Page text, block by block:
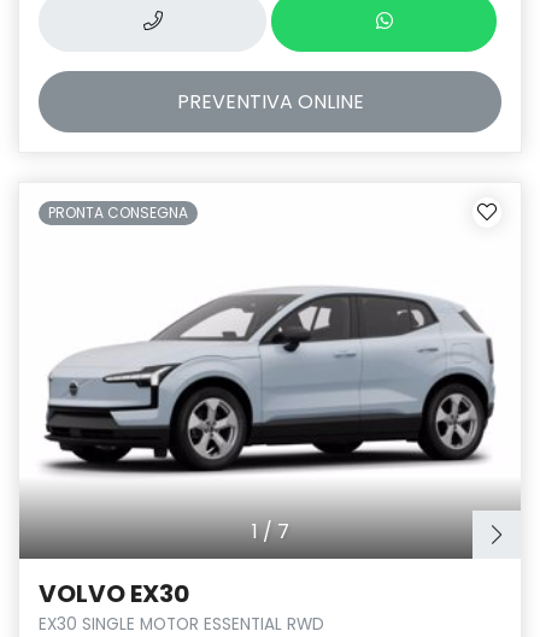
PREVENTIVA ONLINE
1/7
PRONTA CONSEGNA
VOLVO EX30
EX30 SINGLE MOTOR ESSENTIAL RWD